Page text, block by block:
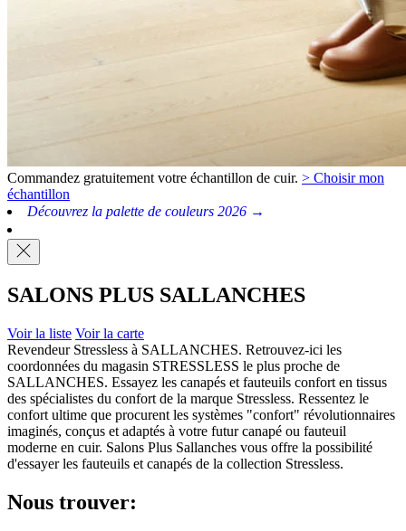
Commandez gratuitement votre échantillon de cuir. > Choisir mon
échantillon
Découvrez la palette de couleurs 2026 →
SALONS PLUS SALLANCHES
Voir la liste Voir la carte
Revendeur Stressless à SALLANCHES. Retrouvez-ici les
coordonnées du magasin STRESSLESS le plus proche de
SALLANCHES. Essayez les canapés et fauteuils confort en tissus
des spécialistes du confort de la marque Stressless. Ressentez le
confort ultime que procurent les systèmes "confort" révolutionnaires
imaginés, conçus et adaptés à votre futur canapé ou fauteuil
moderne en cuir. Salons Plus Sallanches vous offre la possibilité
d'essayer les fauteuils et canapés de la collection Stressless.
Nous trouver: